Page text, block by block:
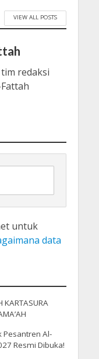
VIEW ALL POSTS
redaksi
untuk
data
KARTASURA
Pesantren Al-
Resmi Dibuka!